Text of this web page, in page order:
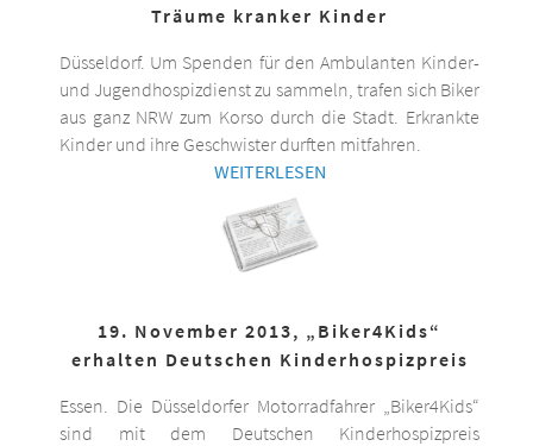
Träume kranker Kinder
Düsseldorf. Um Spenden für den Ambulanten Kinder-
und Jugendhospizdienst zu sammeln, trafen sich Biker
aus ganz NRW zum Korso durch die Stadt. Erkrankte
Kinder und ihre Geschwister durften mitfahren.
WEITERLESEN
19. November 2013, „Biker4Kids“
erhalten Deutschen Kinderhospizpreis
Essen. Die Düsseldorfer Motorradfahrer „Biker4Kids“
sind mit dem Deutschen Kinderhospizpreis